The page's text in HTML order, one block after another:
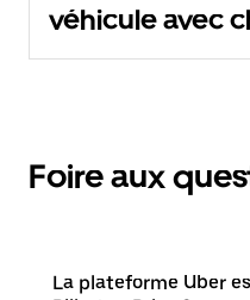
véhicule avec
Foire aux
La plateforme Uber